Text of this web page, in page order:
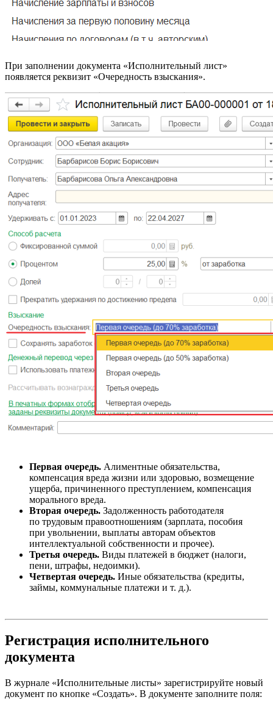
При заполнении документа «Исполнительный лист»
появляется реквизит «Очередность взыскания».
Первая очередь. Алиментные обязательства,
компенсация вреда жизни или здоровью, возмещение
ущерба, причиненного преступлением, компенсация
морального вреда.
Вторая очередь. Задолженность работодателя
по трудовым правоотношениям (зарплата, пособия
при увольнении, выплаты авторам объектов
интеллектуальной собственности и прочее).
Третья очередь. Виды платежей в бюджет (налоги,
пени, штрафы, недоимки).
Четвертая очередь. Иные обязательства (кредиты,
займы, коммунальные платежи и т. д.).
Регистрация исполнительного
документа
В журнале «Исполнительные листы» зарегистрируйте новый
документ по кнопке «Создать». В документе заполните поля: